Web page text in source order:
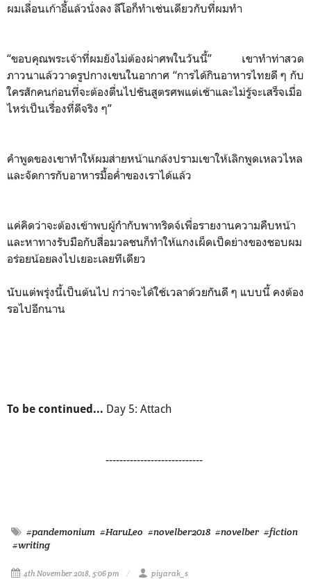
ผมเลื่อนเก้าอี้แล้วนั่งลง ลีโอก็ทำเช่นเดียวกับที่ผมทำ
“ขอบคุณพระเจ้าที่ผมยังไม่ต้องผ่าศพในวันนี้” เขาทำท่าสวด
ภาวนาแล้ววาดรูปกางเขนในอากาศ “การได้กินอาหารไทยดี ๆ กับ
ใครสักคนก่อนที่จะต้องตื่นไปชันสูตรศพแต่เช้าและไม่รู้จะเสร็จเมื่อ
ไหร่เป็นเรื่องที่ดีจริง ๆ”
คำพูดของเขาทำให้ผมส่ายหน้าแกล้งปรามเขาให้เลิกพูดเหลวไหล
และจัดการกับอาหารมื้อค่ำของเราได้แล้ว
แค่คิดว่าจะต้องเข้าพบผู้กำกับพาทริดจ์เพื่อรายงานความคืบหน้า
และหาทางรับมือกับสื่อมวลชนก็ทำให้แกงเผ็ดเป็ดย่างของชอบผม
อร่อยน้อยลงไปเยอะเลยทีเดียว
นับแต่พรุ่งนี้เป็นต้นไป กว่าจะได้ใช้เวลาด้วยกันดี ๆ แบบนี้ คงต้อง
รอไปอีกนาน
To be continued... Day 5: Attach
----------------------------
#pandemonium #HaruLeo #novelber2018 #novelber #fiction
#writing
4th November 2018, 5:06 pm piyarak_s